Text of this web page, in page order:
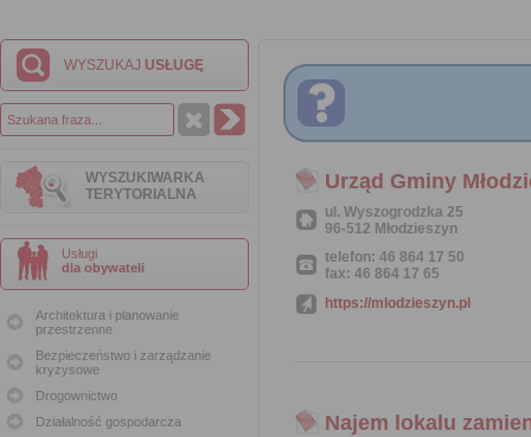
WYSZUKAJ USŁUGĘ
WYSZUKIWARKA
TERYTORIALNA
Usługi
dla obywateli
Architektura i planowanie
przestrzenne
Bezpieczeństwo i zarządzanie
kryzysowe
Drogownictwo
Działalność gospodarcza
Urząd Gminy
ul. Wyszogrodzka 25
96-512 Młodzieszyn
telefon: 46 864 17 50
fax: 46 864 17 65
https://mlodzieszyn.pl
Najem lokalu